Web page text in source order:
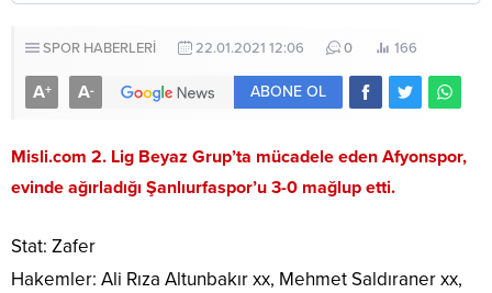
SPOR HABERLERİ 22.01.2021 12:06 0 166
A+ A- ABONE OL
Misli.com 2. Lig Beyaz Grup’ta mücadele eden Afyonspor,
evinde ağırladığı Şanlıurfaspor’u 3-0 mağlup etti.
Stat: Zafer
Hakemler: Ali Rıza Altunbakır xx, Mehmet Saldıraner xx,